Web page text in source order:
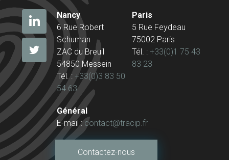
Nancy
6 Rue Robert
Schuman
ZAC du Breuil
54850 Messein
Tél. : +33(0)3 83 50
54 63
Paris
5 Rue Feydeau
75002 Paris
Tél. : +33(0)1 75 43
83 23
Général
E-mail :contact@tracip.fr
Contactez-nous